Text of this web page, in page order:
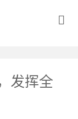
发挥全